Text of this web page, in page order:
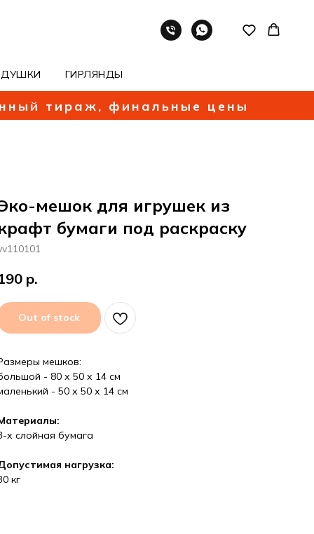
ГИРЛЯНДЫ
тираж, финальные цены
мешок для игрушек из
бумаги под раскраску
р.
Out of stock
мешков:
- 80 х 50 х 14 см
- 50 х 50 х 14 см
х слойная бумага
нагрузка:
кг